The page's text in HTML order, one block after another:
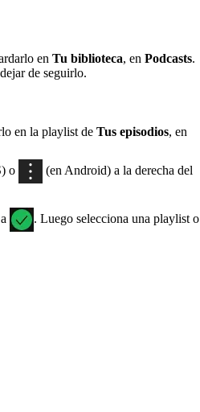
en Tu biblioteca, en Podcasts.
de seguirlo.
en la playlist de Tus episodios, en
o
(en Android) a la derecha del
. Luego selecciona una playlist o